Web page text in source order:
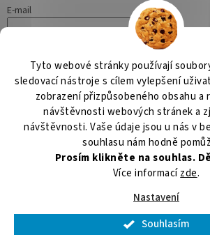
Tyto webové stránky používají
sledovací nástroje s cílem vylepšení
zobrazení přizpůsobeného obsahu a
návštěvnosti webových stránek a
návštěvnosti. Vaše údaje jsou u nás v
souhlasu nám hodně
Prosím klikněte na souhlas.
Více informacízde.
Nastavení
Souhlasím
E-mail
PŘIHLÁSIT SE
Nová registraceZapomenuté heslo
Vytvořil Shoptet
Chladservis elektro s.r.o.
vyhrazena.Upravit nastavení